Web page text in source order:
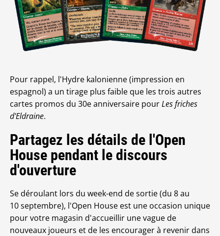
Pour rappel, l'Hydre kalonienne (impression en
espagnol) a un tirage plus faible que les trois autres
cartes promos du 30e anniversaire pourLes friches
d'Eldraine.
Partagez les détails de l'Open
House pendant le discours
d'ouverture
Se déroulant lors du week-end de sortie (du 8 au
10 septembre), l'Open House est une occasion unique
pour votre magasin d'accueillir une vague de
nouveaux joueurs et de les encourager à revenir dans